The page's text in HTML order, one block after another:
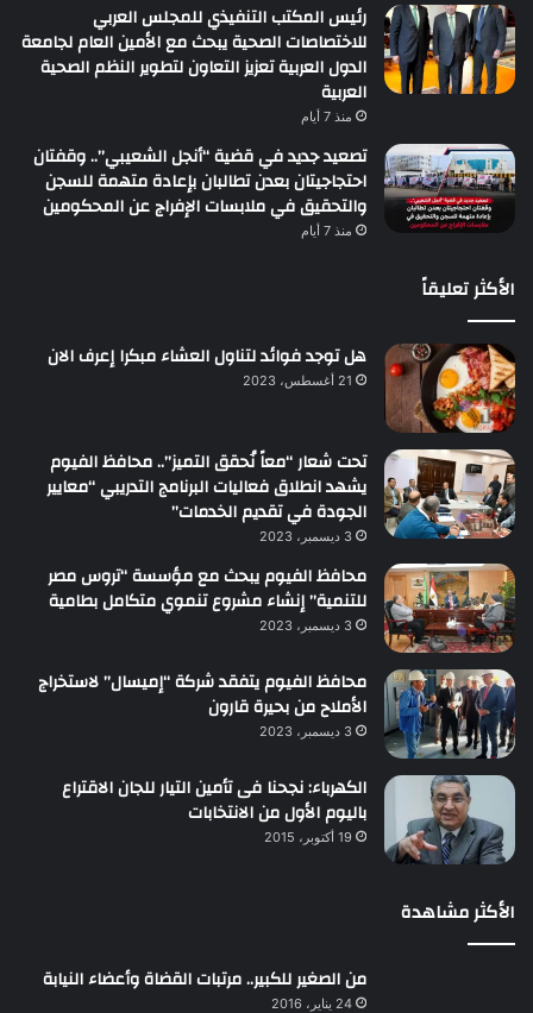
رئيس المكتب التنفيذي للمجلس العربي
للاختصاصات الصحية يبحث مع الأمين العام لجامعة
الدول العربية تعزيز التعاون لتطوير النظم الصحية
العربية
منذ 7 أيام
تصعيد جديد في قضية “أنجل الشعيبي”.. وقفتان
احتجاجيتان بعدن تطالبان بإعادة متهمة للسجن
والتحقيق في ملابسات الإفراج عن المحكومين
منذ 7 أيام
الأكثر تعليقاً
هل توجد فوائد لتناول العشاء مبكرا إعرف الان
21 أغسطس، 2023
تحت شعار “معاً نُحقق التميز”.. محافظ الفيوم
يشهد انطلاق فعاليات البرنامج التدريبي “معايير
الجودة في تقديم الخدمات”
3 ديسمبر، 2023
محافظ الفيوم يبحث مع مؤسسة “تروس مصر
للتنمية” إنشاء مشروع تنموي متكامل بطامية
3 ديسمبر، 2023
محافظ الفيوم يتفقد شركة “إميسال” لاستخراج
الأملاح من بحيرة قارون
3 ديسمبر، 2023
الكهرباء: نجحنا فى تأمين التيار للجان الاقتراع
باليوم الأول من الانتخابات
19 أكتوبر، 2015
الأكثر مشاهدة
من الصغير للكبير.. مرتبات القضاة وأعضاء النيابة
24 يناير، 2016